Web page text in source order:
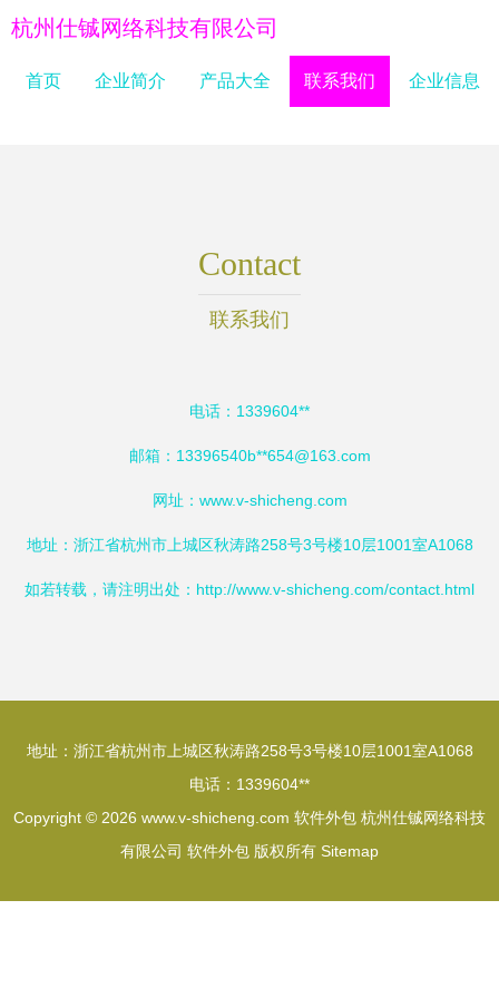
杭州仕铖网络科技有限公司
首页 企业简介 产品大全 联系我们 企业信息
Contact
联系我们
电话：1339604**
邮箱：13396540b**654@163.com
网址： www.v-shicheng.com
地址：浙江省杭州市上城区秋涛路258号3号楼10层1001室A1068
如若转载，请注明出处：http://www.v-shicheng.com/contact.html
地址：浙江省杭州市上城区秋涛路258号3号楼10层1001室A1068
电话：1339604**
Copyright © 2026 www.v-shicheng.com 软件外包 杭州仕铖网络科技
有限公司 软件外包 版权所有 Sitemap